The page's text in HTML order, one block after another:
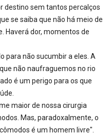
destino sem tantos percalços
se saiba que não há meio de
Haverá dor, momentos de
para não sucumbir a eles. A
não naufraguemos no rio
é um perigo para os que
maior de nossa cirurgia
Mas, paradoxalmente, o
é um homem livre".